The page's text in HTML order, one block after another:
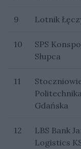
9 Lotnik
10
SPS
Słupca
11
Gdańska
12
LBS Bank
Logistics